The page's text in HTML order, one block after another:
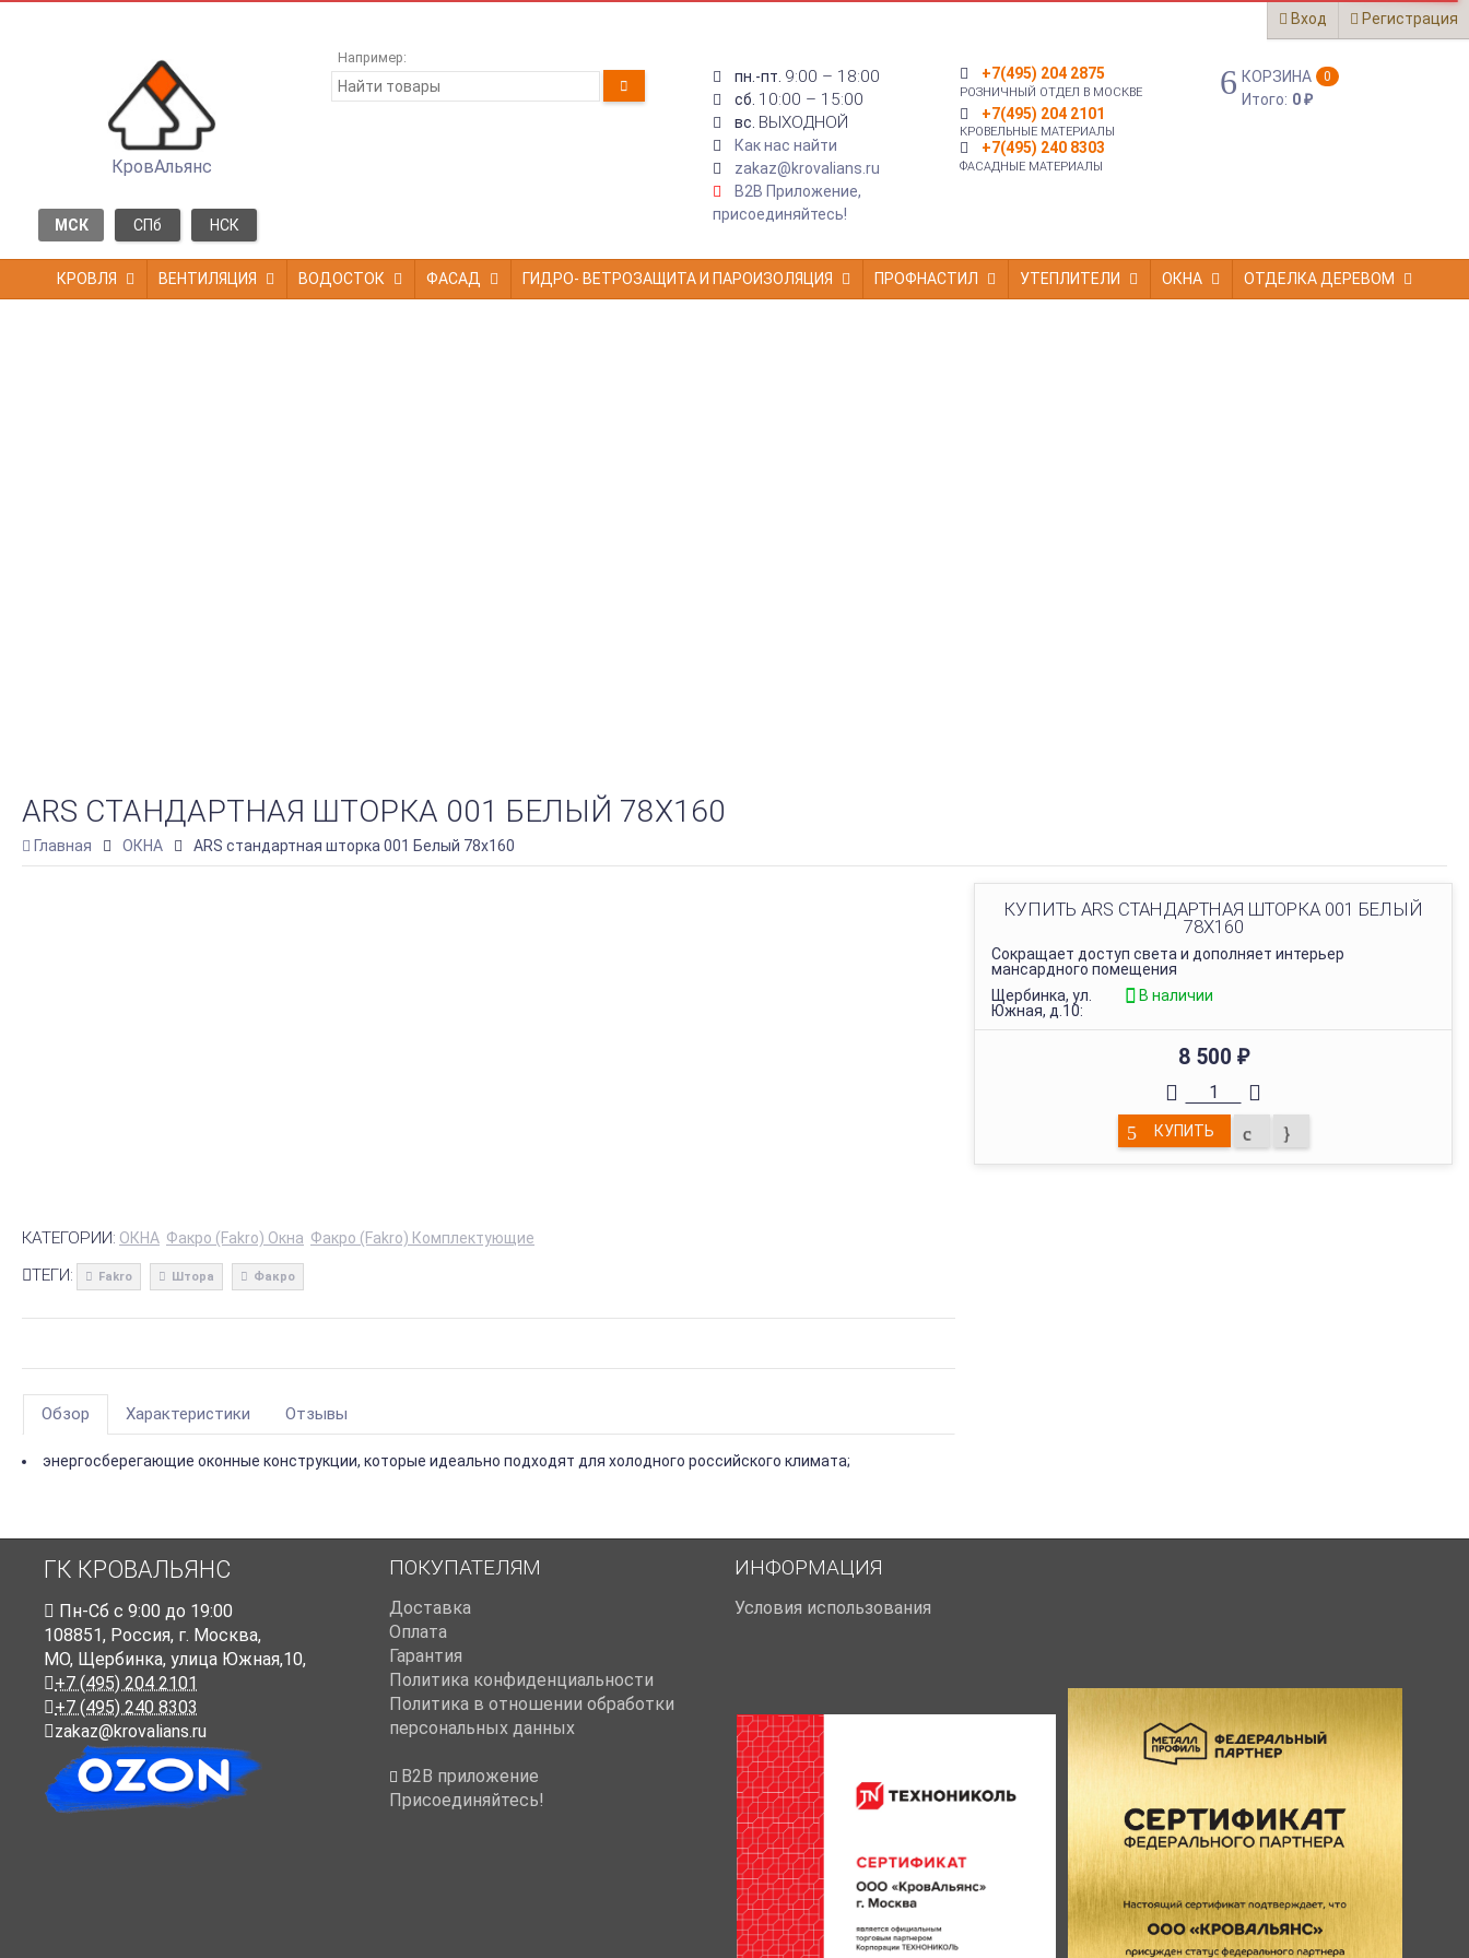
Вход Регистрация
КровАльянс
МСК СПб НСК
Например:
пн.-пт. 9:00 – 18:00
сб. 10:00 – 15:00
вс. ВЫХОДНОЙ
Как нас найти
zakaz@krovalians.ru
B2B Приложение,
присоединяйтесь!
+7(495) 204 2875
РОЗНИЧНЫЙ ОТДЕЛ В МОСКВЕ
+7(495) 204 2101
КРОВЕЛЬНЫЕ МАТЕРИАЛЫ
+7(495) 240 8303
ФАСАДНЫЕ МАТЕРИАЛЫ
КОРЗИНА 0
Итого: 0₽
КРОВЛЯ ВЕНТИЛЯЦИЯ ВОДОСТОК ФАСАД ГИДРО- ВЕТРОЗАЩИТА И ПАРОИЗОЛЯЦИЯ ПРОФНАСТИЛ УТЕПЛИТЕЛИ ОКНА ОТДЕЛКА ДЕРЕВОМ
ARS СТАНДАРТНАЯ ШТОРКА 001 БЕЛЫЙ 78Х160
Главная ОКНА ARS стандартная шторка 001 Белый 78х160
КУПИТЬ ARS СТАНДАРТНАЯ ШТОРКА 001 БЕЛЫЙ
78Х160
Сокращает доступ света и дополняет интерьер
мансардного помещения
Щербинка, ул.
Южная, д.10:
В наличии
8 500 ₽
КУПИТЬ
КАТЕГОРИИ: ОКНА Факро (Fakro) Окна Факро (Fakro) Комплектующие
ТЕГИ: Fakro Штора Факро
Обзор Характеристики Отзывы
энергосберегающие оконные конструкции, которые идеально подходят для холодного российского климата;
ГК КРОВАЛЬЯНС
Пн-Cб с 9:00 до 19:00
108851, Россия, г. Москва,
МО, Щербинка, улица Южная,10,
+7 (495) 204 2101
+7 (495) 240 8303
zakaz@krovalians.ru
ПОКУПАТЕЛЯМ
Доставка
Оплата
Гарантия
Политика конфиденциальности
Политика в отношении обработки
персональных данных
B2B приложение
Присоединяйтесь!
ИНФОРМАЦИЯ
Условия использования